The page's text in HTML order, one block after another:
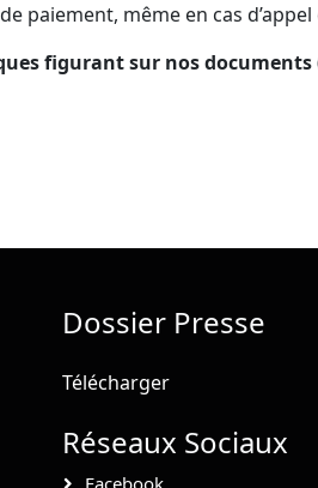
paiement, même en cas
figurant sur nos
Dossier Presse
Télécharger
Réseaux Sociaux
Facebook